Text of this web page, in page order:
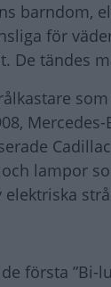
barndom,
för
De tändes
lampor
första ”Bi-